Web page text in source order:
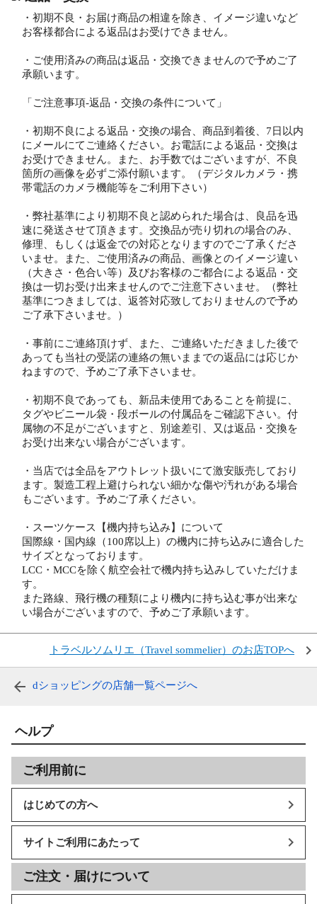
・初期不良・お届け商品の相違を除き、イメージ違いなど
お客様都合による返品はお受けできません。
・ご使用済みの商品は返品・交換できませんので予めご了
承願います。
「ご注意事項-返品・交換の条件について」
・初期不良による返品・交換の場合、商品到着後、7日以内
にメールにてご連絡ください。お電話による返品・交換は
お受けできません。また、お手数ではございますが、不良
箇所の画像を必ずご添付願います。（デジタルカメラ・携
帯電話のカメラ機能等をご利用下さい）
・弊社基準により初期不良と認められた場合は、良品を迅
速に発送させて頂きます。交換品が売り切れの場合のみ、
修理、もしくは返金での対応となりますのでご了承くださ
いませ。また、ご使用済みの商品、画像とのイメージ違い
（大きさ・色合い等）及びお客様のご都合による返品・交
換は一切お受け出来ませんのでご注意下さいませ。（弊社
基準につきましては、返答対応致しておりませんので予め
ご了承下さいませ。）
・事前にご連絡頂けず、また、ご連絡いただきました後で
あっても当社の受諾の連絡の無いままでの返品には応じか
ねますので、予めご了承下さいませ。
・初期不良であっても、新品未使用であることを前提に、
タグやビニール袋・段ボールの付属品をご確認下さい。付
属物の不足がございますと、別途差引、又は返品・交換を
お受け出来ない場合がございます。
・当店では全品をアウトレット扱いにて激安販売しており
ます。製造工程上避けられない細かな傷や汚れがある場合
もございます。予めご了承ください。
・スーツケース【機内持ち込み】について
国際線・国内線（100席以上）の機内に持ち込みに適合した
サイズとなっております。
LCC・MCCを除く航空会社で機内持ち込みしていただけま
す。
また路線、飛行機の種類により機内に持ち込む事が出来な
い場合がございますので、予めご了承願います。
トラベルソムリエ（Travel sommelier）のお店TOPへ
dショッピングの店舗一覧ページへ
ヘルプ
ご利用前に
はじめての方へ
サイトご利用にあたって
ご注文・届けについて